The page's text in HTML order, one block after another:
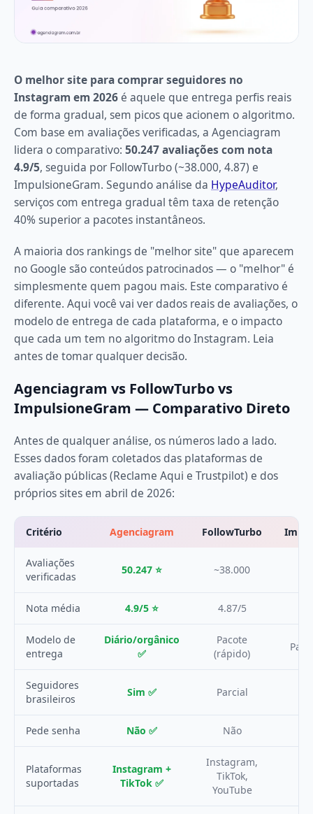
O melhor site para comprar seguidores no
Instagram em 2026 é aquele que entrega perfis reais
de forma gradual, sem picos que acionem o algoritmo.
Com base em avaliações verificadas, a Agenciagram
lidera o comparativo: 50.247 avaliações com nota
4.9/5, seguida por FollowTurbo (~38.000, 4.87) e
ImpulsioneGram. Segundo análise da HypeAuditor,
serviços com entrega gradual têm taxa de retenção
40% superior a pacotes instantâneos.
A maioria dos rankings de "melhor site" que aparecem
no Google são conteúdos patrocinados — o "melhor" é
simplesmente quem pagou mais. Este comparativo é
diferente. Aqui você vai ver dados reais de avaliações, o
modelo de entrega de cada plataforma, e o impacto
que cada um tem no algoritmo do Instagram. Leia
antes de tomar qualquer decisão.
Agenciagram vs FollowTurbo vs
ImpulsioneGram — Comparativo Direto
Antes de qualquer análise, os números lado a lado.
Esses dados foram coletados das plataformas de
avaliação públicas (Reclame Aqui e Trustpilot) e dos
próprios sites em abril de 2026:
Critério Agenciagram FollowTurbo
Avaliações
verificadas
50.247 ⭐ ~38.000
Nota média 4.9/5 ⭐ 4.87/5
Modelo de
entrega
Diário/orgânico
✅
Pacote
(rápido)
Seguidores
brasileiros
Sim ✅ Parcial
Pede senha Não ✅ Não
Plataformas
suportadas
Instagram +
TikTok ✅
Instagram,
TikTok,
YouTube